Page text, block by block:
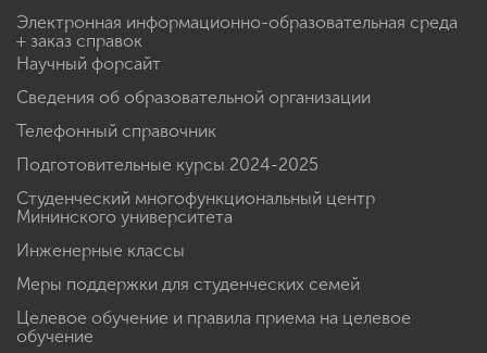
Электронная информационно-образовательная среда
+ заказ справок
Научный форсайт
Сведения об образовательной организации
Телефонный справочник
Подготовительные курсы 2024-2025
Студенческий многофункциональный центр
Мининского университета
Инженерные классы
Меры поддержки для студенческих семей
Целевое обучение и правила приема на целевое
обучение